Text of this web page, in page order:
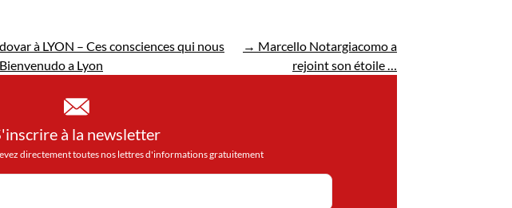
à LYON – Ces consciences qui nous
a Lyon
→ Marcello Notargiacomo a
rejoint son étoile …
à la newsletter
directement toutes nos lettres d'informations gratuitement